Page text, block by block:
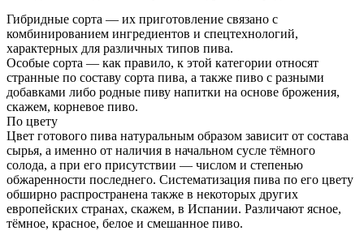
Гибридные сорта — их приготовление связано с
комбинированием ингредиентов и спецтехнологий,
характерных для различных типов пива.
Особые сорта — как правило, к этой категории относят
странные по составу сорта пива, а также пиво с разными
добавками либо родные пиву напитки на основе брожения,
скажем, корневое пиво.
По цвету
Цвет готового пива натуральным образом зависит от состава
сырья, а именно от наличия в начальном сусле тёмного
солода, а при его присутствии — числом и степенью
обжаренности последнего. Систематизация пива по его цвету
обширно распространена также в некоторых других
европейских странах, скажем, в Испании. Различают ясное,
тёмное, красное, белое и смешанное пиво.